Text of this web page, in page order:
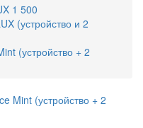
1 500
(устройство и 2
(устройство + 2